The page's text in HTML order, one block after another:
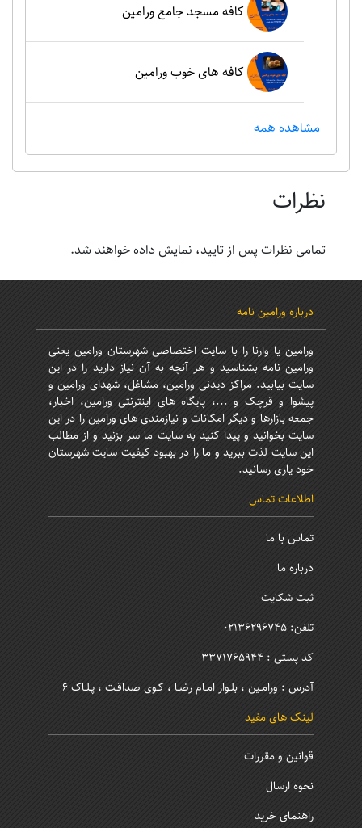
کافه مسجد جامع ورامین
کافه های خوب ورامین
مشاهده همه
نظرات
تمامی نظرات پس از تایید، نمایش داده خواهند شد.
درباره ورامین نامه
ورامین یا وارنا را با سایت اختصاصی شهرستان ورامین یعنی
ورامین نامه بشناسید و هر آنچه به آن نیاز دارید را در این
سایت بیابید. مراکز دیدنی ورامین، مشاغل، شهدای ورامین و
پیشوا و قرچک و ...، پایگاه های اینترنتی ورامین، اخبار،
جمعه بازارها و دیگر امکانات و نیازمندی های ورامین را در این
سایت بخوانید و پیدا کنید به سایت ما سر بزنید و از مطالب
این سایت لذت ببرید و ما را در بهبود کیفیت سایت شهرستان
خود یاری رسانید.
اطلاعات تماس
تماس با ما
درباره ما
ثبت شکایت
تلفن: 02136296745
کد پستی : 3371765944
آدرس : ورامـین ، بلـوار امـام رضـا ، کـوی صداقـت ، پـلـاک 6
لینک های مفید
قوانین و مقررات
نحوه ارسال
راهنمای خرید